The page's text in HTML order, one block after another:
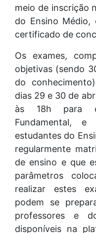
meio de inscrição
do Ensino Médio,
certificado de
Os exames,
objetivas (sendo
do
dias 29 e 30 de
às 18h para
Fundamental,
estudantes do
regularmente
de ensino e que
parâmetros
realizar estes
podem se
professores e
disponíveis na